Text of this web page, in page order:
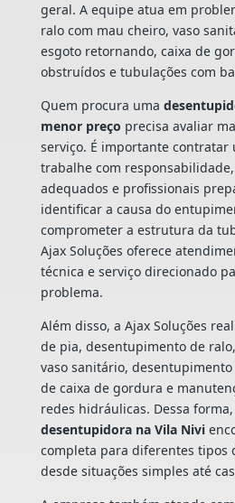
geral. A equipe atua em
ralo com mau cheiro, vaso
esgoto retornando, caixa de
obstruídos e tubulações com
Quem procura uma
menor preço precisa avaliar
serviço. É importante contratar
trabalhe com
adequados e profissionais
identificar a causa do
comprometer a estrutura da
Ajax Soluções oferece
técnica e serviço direcionado
problema.
Além disso, a Ajax Soluções
de pia, desentupimento de
vaso sanitário,
de caixa de gordura e
redes hidráulicas. Dessa
desentupidora na Vila Nivi
completa para diferentes tipos
desde situações simples até